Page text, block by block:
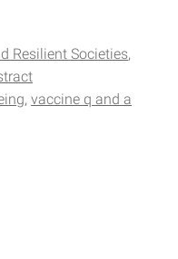
Resilient Societies
vaccine q and a